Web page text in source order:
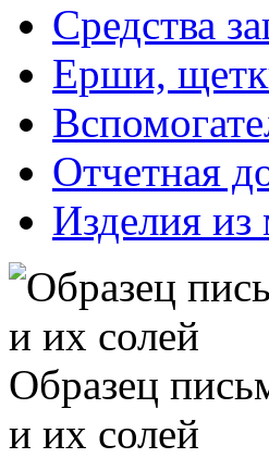
Средства
Ерши,
Отчетная
Изделия из
Образец
и их солей